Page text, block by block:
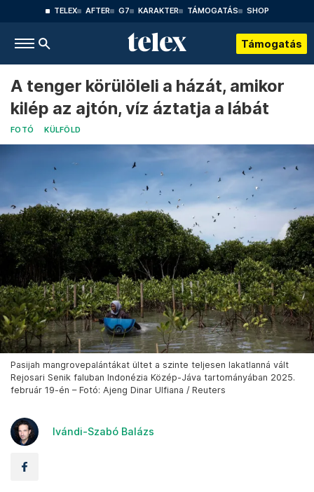
TELEX AFTER G7 KARAKTER TÁMOGATÁS SHOP
Támogatás
A tenger körülöleli a házát, amikor
kilép az ajtón, víz áztatja a lábát
FOTÓ KÜLFÖLD
Pasijah mangrovepalántákat ültet a szinte teljesen lakatlanná vált
Rejosari Senik faluban Indonézia Közép-Jáva tartományában 2025.
február 19-én – Fotó: Ajeng Dinar Ulfiana / Reuters
Ivándi-Szabó Balázs